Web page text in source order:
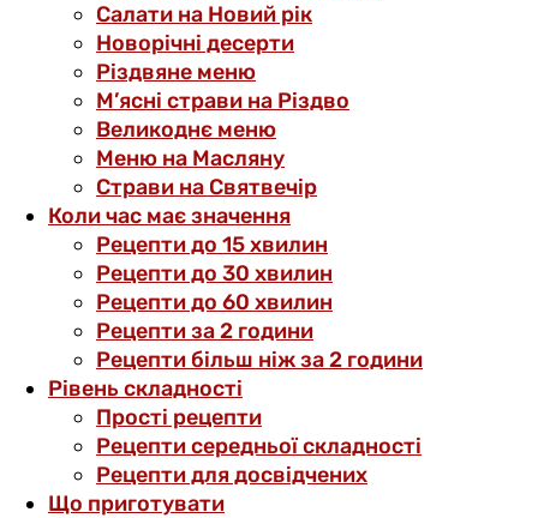
Салати на Новий рік
Новорічні десерти
Різдвяне меню
М’ясні страви на Різдво
Великоднє меню
Меню на Масляну
Страви на Святвечір
Коли час має значення
Рецепти до 15 хвилин
Рецепти до 30 хвилин
Рецепти до 60 хвилин
Рецепти за 2 години
Рецепти більш ніж за 2 години
Рівень складності
Прості рецепти
Рецепти середньої складності
Рецепти для досвідчених
Що приготувати